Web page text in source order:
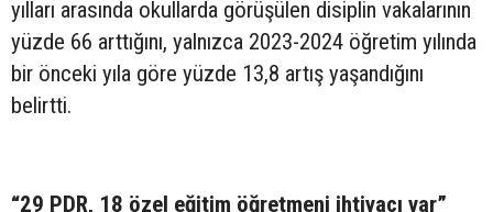
yılları arasında okullarda görüşülen disiplin vakalarının
yüzde 66 arttığını, yalnızca 2023-2024 öğretim yılında
bir önceki yıla göre yüzde 13,8 artış yaşandığını
belirtti.
“29 PDR, 18 özel eğitim öğretmeni ihtiyacı var”